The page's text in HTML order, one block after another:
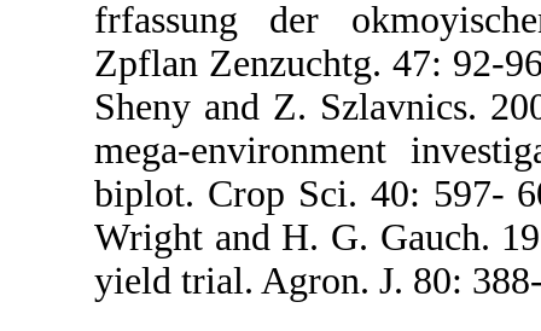
frfassung
Zpflan
Sheny and
mega-
biplot. Crop
Wright and
yield trial.